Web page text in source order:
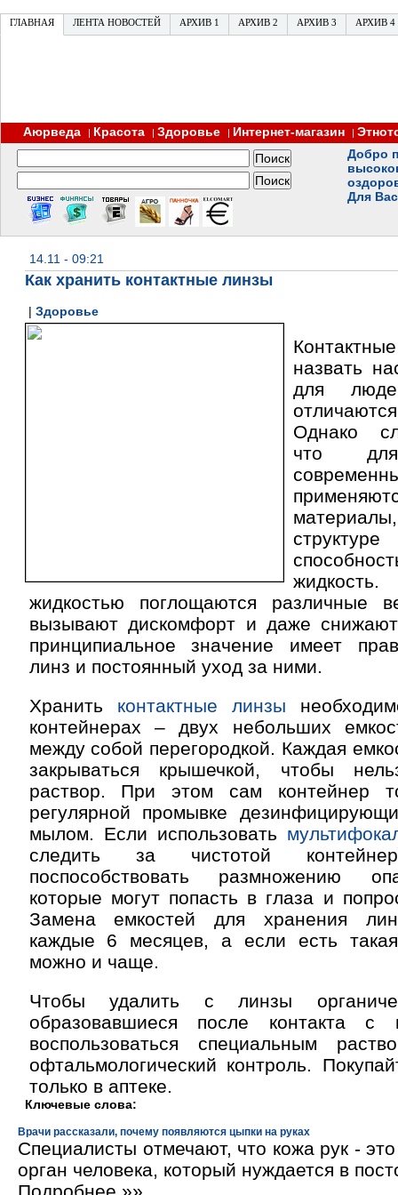
ГЛАВНАЯ ЛЕНТА НОВОСТЕЙ АРХИВ 1 АРХИВ 2 АРХИВ 3 АРХИВ 4
Аюрведа | Красота | Здоровье | Интернет-магазин |
Добро
Для
14.11 - 09:21
Как хранить контактные линзы
| Здоровье
назвать
для
Однако
что для
жидкостью поглощаются различные
вызывают дискомфорт и даже
принципиальное значение имеет
линз и постоянный уход за ними.
Хранить контактные линзы
контейнерах – двух небольших
между собой перегородкой. Каждая
закрываться крышечкой, чтобы
раствор. При этом сам контейнер
регулярной промывке
мылом. Если использовать
следить за чистотой
поспособствовать размножению
которые могут попасть в глаза и
Замена емкостей для хранения
каждые 6 месяцев, а если есть
можно и чаще.
Чтобы удалить с линзы
образовавшиеся после контакта с
воспользоваться специальным
офтальмологический контроль.
только в аптеке.
Ключевые слова:
Врачи рассказали, почему появляются цыпки на руках
Специалисты отмечают, что кожа рук -
орган человека, который нуждается в